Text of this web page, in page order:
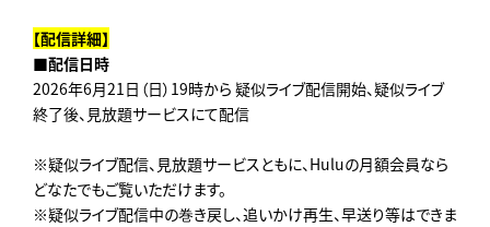
【配信詳細】
■配信⽇時
2026年6月21日（日）19時から 疑似ライブ配信開始、疑似ライブ
終了後、見放題サービスにて配信
※疑似ライブ配信、見放題サービスともに、Huluの月額会員なら
どなたでもご覧いただけます。
※疑似ライブ配信中の巻き戻し、追いかけ再生、早送り等はできま